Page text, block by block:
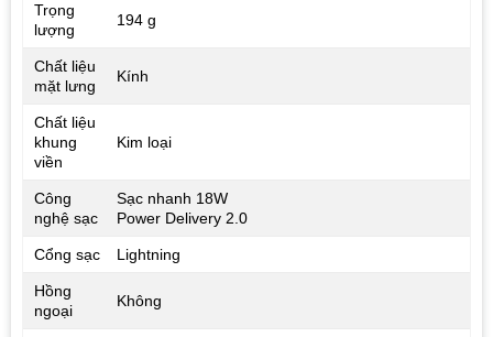
Trọng
lượng
194 g
Chất liệu
mặt lưng
Kính
Chất liệu
khung
viền
Kim loại
Công
nghệ sạc
Sạc nhanh 18W
Power Delivery 2.0
Cổng sạc Lightning
Hồng
ngoại
Không